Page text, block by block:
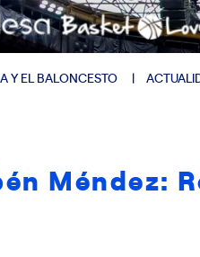
Y EL BALONCESTO
Méndez: